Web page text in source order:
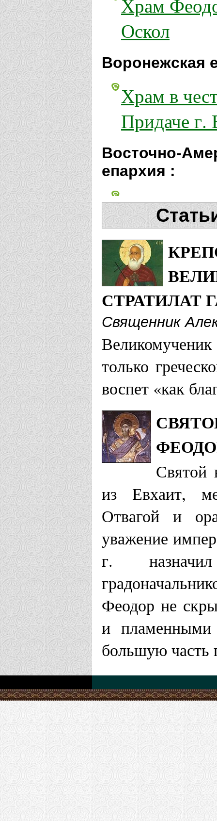
Храм
Оскол
Воронежская
Храм в
Придаче
Восточно-
епархия :
Храм
Выксунская
Храм
скорбящих
Вяземская
Храм
Храм
Елецкая
Храм
Попово
Каменская
Храм
Кинешемская
Храм
с. Кощеево
Московская
монастырь
Храм
СТРАТИЛАТ
Священник
только
воспет «как
Святой
из Евхаит,
Отвагой и
уважение
г.
Феодор не
и пламенными
большую часть